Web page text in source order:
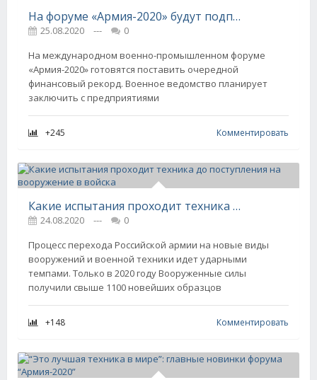
На форуме «Армия-2020» будут подписаны контракты на триллион рублей
25.08.2020 ---
0
На международном военно-промышленном форуме
«Армия-2020» готовятся поставить очередной
финансовый рекорд. Военное ведомство планирует
заключить с предприятиями
+245 Комментировать
Какие испытания проходит техника до поступления на вооружение в войска
24.08.2020 ---
0
Процесс перехода Российской армии на новые виды
вооружений и военной техники идет ударными
темпами. Только в 2020 году Вооруженные силы
получили свыше 1100 новейших образцов
+148 Комментировать